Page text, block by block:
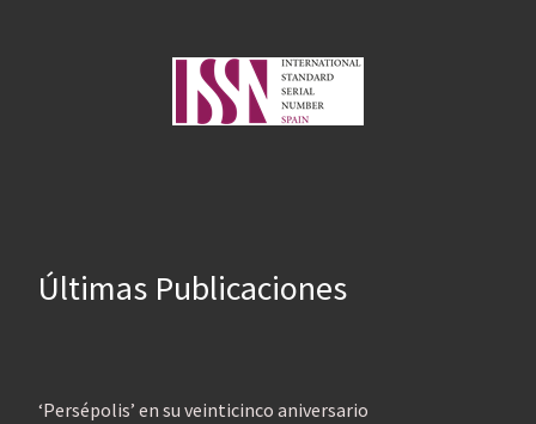
Últimas Publicaciones
‘Persépolis’ en su veinticinco aniversario